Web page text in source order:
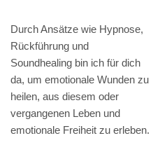
Durch Ansätze wie Hypnose,
Rückführung und
Soundhealing bin ich für dich
da, um emotionale Wunden zu
heilen, aus diesem oder
vergangenen Leben und
emotionale Freiheit zu erleben.